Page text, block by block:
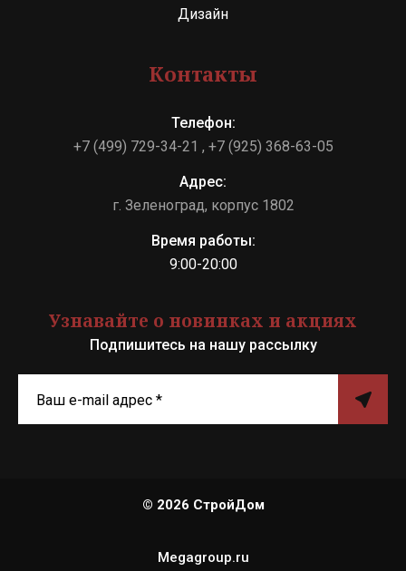
Дизайн
Контакты
Телефон:
+7 (499) 729-34-21
+7 (925) 368-63-05
Адрес:
г. Зеленоград, корпус 1802
Время работы:
9:00-20:00
Узнавайте о новинках и акциях
Подпишитесь на нашу рассылку
© 2026 СтройДом
Megagroup.ru